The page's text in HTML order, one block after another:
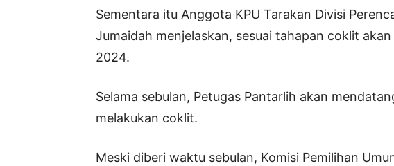
Sementara itu Anggota KPU Tarakan Divisi
Jumaidah menjelaskan, sesuai tahapan coklit
2024.
Selama sebulan, Petugas Pantarlih akan
melakukan coklit.
Meski diberi waktu sebulan, Komisi Pemilihan